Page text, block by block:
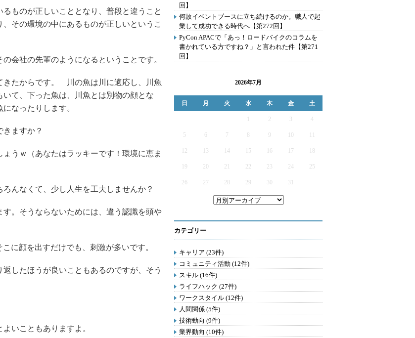
ものが正しいこととなり、普段と違うこと
その環境の中にあるものが正しいというこ
会社の先輩のようになるということです。
きたからです。 川の魚は川に適応し、川魚
て、下った魚は、川魚とは別物の顔とな
なったりします。
ますか？
うｗ（あなたはラッキーです！環境に恵ま
んなくて、少し人生を工夫しませんか？
。そうならないためには、違う認識を頭や
に顔を出すだけでも、刺激が多いです。
したほうが良いこともあるのですが、そう
いこともありますよ。
回】
何故イベントブースに立ち続けるのか。職人で起
業して成功できる時代へ【第272回】
PyCon APACで「あっ！ロードバイクのコラムを
書かれている方ですね？」と言われた件【第271
回】
2026年7月
日 月 火 水 木 金 土
2 3 4
5 6 7 9
12 13 14 15 16 17
19 20 21 22 23 24 25
26 27 28 29 30 31
カテゴリー
キャリア (23件)
コミュニティ活動 (12件)
スキル (16件)
ライフハック (27件)
ワークスタイル (12件)
人間関係 (5件)
技術動向 (9件)
業界動向 (10件)